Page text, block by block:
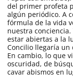
del primer profeta
algún periódico. A
fórmula de la vida
nuestra
estar abiertas a la
Concilio llegaría un
En cambio, lo que
oscuridad, de
cavar abismos en